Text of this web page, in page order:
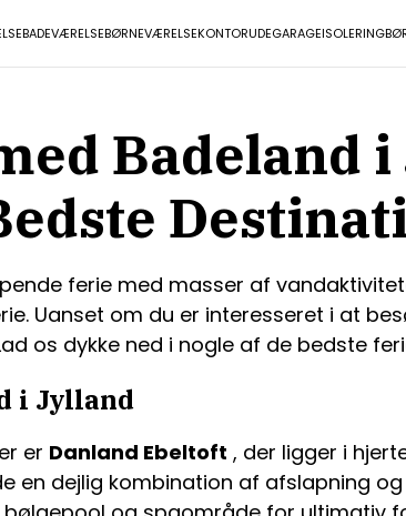
BADEVÆRELSEBØRNEVÆRELSEKONTORUDEGARAGEISOLERING
Badeland i
ferie med masser af
Uanset om du er interesseret i at
os dykke ned i nogle af de bedste
i Jylland
er Danland Ebeltoft , der ligger i
en dejlig kombination af afslapning